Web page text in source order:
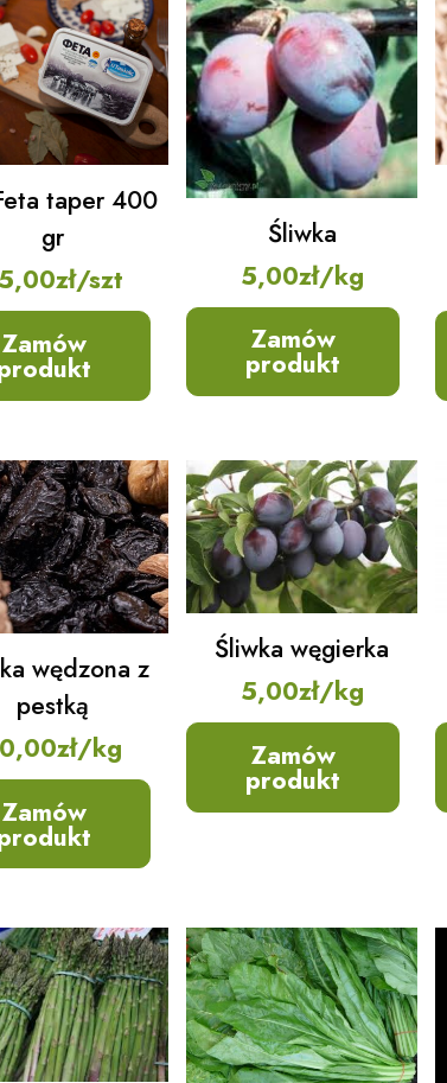
taper 400
gr
zł/szt
Zamów
Śliwka
5,00zł/kg
Zamów
produkt
wędzona z
pestką
zł/kg
Zamów
Śliwka węgierka
5,00zł/kg
Zamów
produkt